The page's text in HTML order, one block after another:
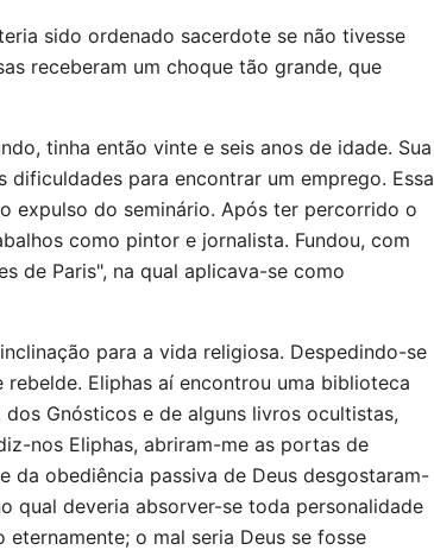
sido ordenado sacerdote se não tivesse
receberam um choque tão grande, que
tinha então vinte e seis anos de idade. Sua
para encontrar um emprego. Essa
expulso do seminário. Após ter percorrido o
como pintor e jornalista. Fundou, com
de Paris", na qual aplicava-se como
para a vida religiosa. Despedindo-se
Eliphas aí encontrou uma biblioteca
Gnósticos e de alguns livros ocultistas,
nos Eliphas, abriram-me as portas de
da obediência passiva de Deus desgostaram-
qual deveria absorver-se toda personalidade
o mal seria Deus se fosse